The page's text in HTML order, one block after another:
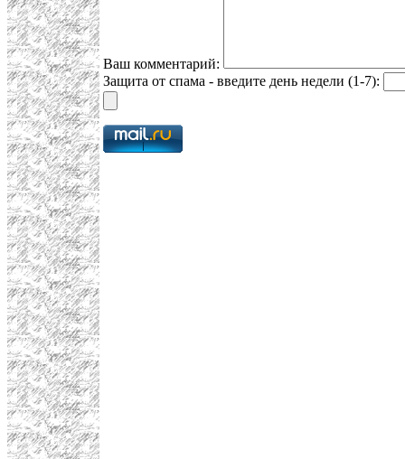
Ваш комментарий:
Защита от спама - введите день недели (1-7):